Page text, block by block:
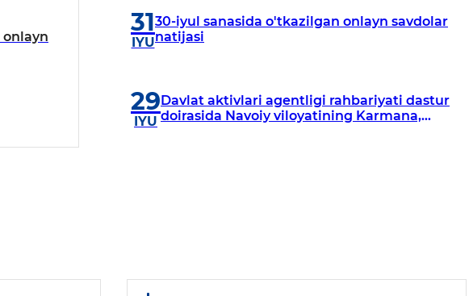
31
IYU
30-iyul sanasida o'tkazilgan onlayn savdolar
natijasi
29
IYU
Davlat aktivlari agentligi rahbariyati dastur
doirasida Navoiy viloyatining Karmana,